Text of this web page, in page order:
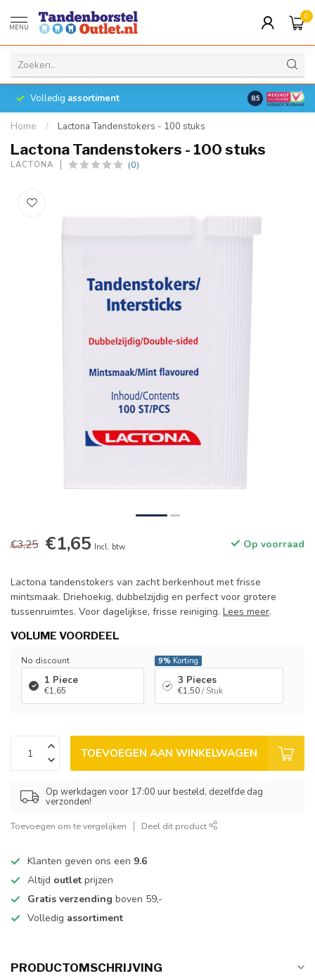
MENU
0
Volledig assortiment 8.5
Home / Lactona Tandenstokers - 100 stuks
Lactona Tandenstokers - 100 stuks
LACTONA (0)
€3,25 €1,65 Incl. btw Op voorraad
Lactona tandenstokers van zacht berkenhout met frisse
mintsmaak. Driehoekig, dubbelzijdig en perfect voor grotere
tussenruimtes. Voor dagelijkse, frisse reiniging. Lees meer.
VOLUME VOORDEEL
No discount
1 Piece
€1,65
9% Korting
3 Pieces
€1,50/ Stuk
TOEVOEGEN AAN WINKELWAGEN
Op werkdagen voor 17:00 uur besteld, dezelfde dag
verzonden!
Toevoegen om te vergelijken Deel dit product
Klanten geven ons een 9.6
Altijd outlet prijzen
Gratis verzending boven 59,-
Volledig assortiment
PRODUCTOMSCHRIJVING